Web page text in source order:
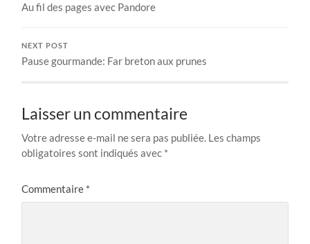
Au fil des pages avec Pandore
NEXT POST
Pause gourmande: Far breton aux prunes
Laisser un commentaire
Votre adresse e-mail ne sera pas publiée. Les champs
obligatoires sont indiqués avec *
Commentaire *